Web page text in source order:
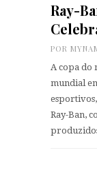
Ray-
POR
A copa do
mundial
Ray-Ban,